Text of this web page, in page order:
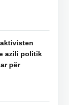
azili politik
për